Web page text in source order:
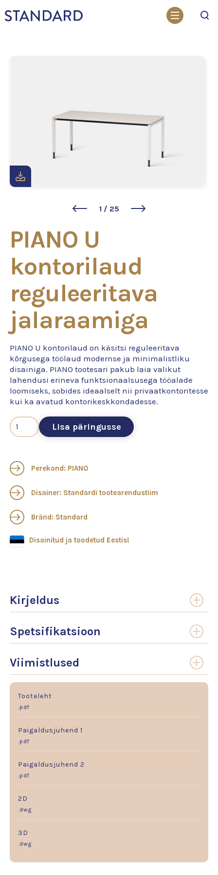
1 / 25
PIANO U
kontorilaud
reguleeritava
jalaraamiga
PIANO U kontorilaud on käsitsi reguleeritava
kõrgusega töölaud modernse ja minimalistliku
disainiga. PIANO tootesari pakub laia valikut
lahendusi erineva funktsionaalsusega tööalade
loomiseks, sobides ideaalselt nii privaatkontoritesse
kui ka avatud kontorikeskkondadesse.
Lisa päringusse
Perekond: PIANO
Disainer: Standardi tootearendustiim
Bränd: Standard
Disainitud ja toodetud Eestis!
Kirjeldus
Spetsifikatsioon
Viimistlused
Tooteleht
.pdf
Paigaldusjuhend 1
.pdf
Paigaldusjuhend 2
.pdf
2D
.dwg
3D
.dwg